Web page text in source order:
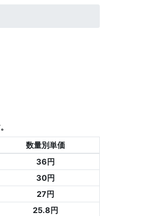
数量別単価
36円
30円
27円
25.8円